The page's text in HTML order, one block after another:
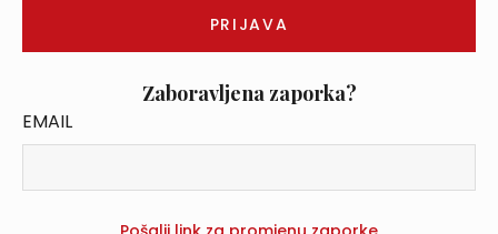
Zaboravljena zaporka?
EMAIL